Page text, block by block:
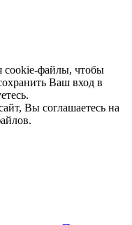
cookie-файлы, чтобы
Ваш вход в
Вы соглашаетесь на